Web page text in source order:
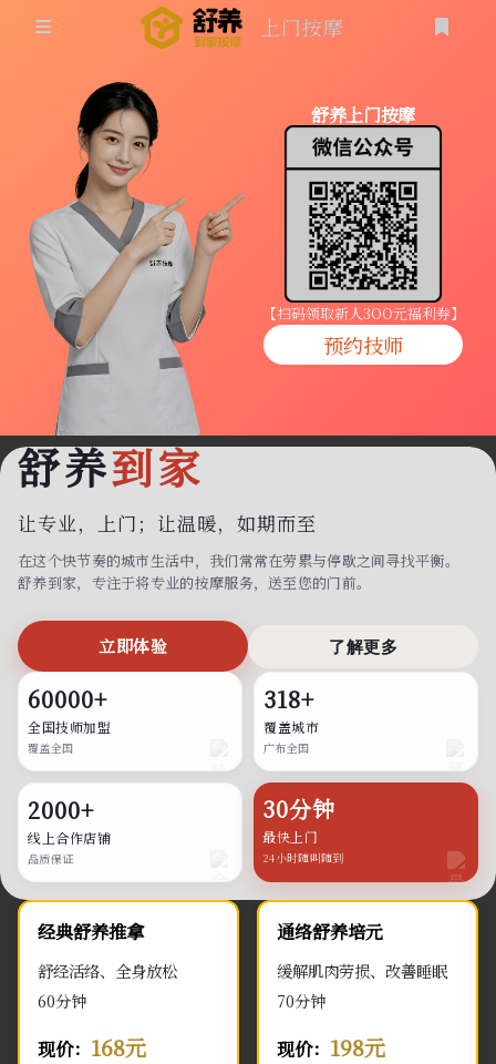
同城按摩
上门按摩
养生按摩
技师入驻
商家入驻
代理入驻
预约技师
上门按摩
登录
舒养上门按摩
【扫码领取新人3OO元福利券】
预约技师
舒养到家
让专业，上门； 让温暖，如期而至
在这个快节奏的城市生活中，我们常常在劳累与停歇之间寻找平衡。
舒养到家，专注于将专业的按摩服务，送至您的门前。
立即体验 了解更多
60000+
全国技师加盟
覆盖全国
318+
覆盖城市
广布全国
2000+
线上合作店铺
品质保证
30分钟
最快上门
24小时随叫随到
经典舒养推拿
舒经活络、全身放松
60分钟
现价： 168元
通络舒养培元
缓解肌肉劳损、改善睡眠
70分钟
现价： 198元